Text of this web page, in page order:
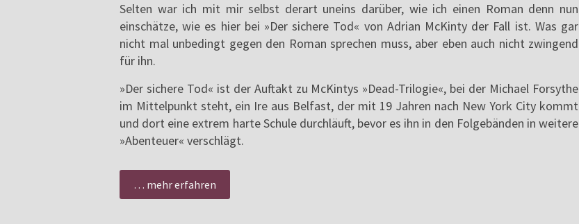
Selten war ich mit mir selbst derart uneins darüber, wie ich einen Roman denn nun
einschätze, wie es hier bei »Der sichere Tod« von Adrian McKinty der Fall ist. Was gar
nicht mal unbedingt gegen den Roman sprechen muss, aber eben auch nicht zwingend
für ihn.
»Der sichere Tod« ist der Auftakt zu McKintys »Dead-Trilogie«, bei der Michael Forsythe
im Mittelpunkt steht, ein Ire aus Belfast, der mit 19 Jahren nach New York City kommt
und dort eine extrem harte Schule durchläuft, bevor es ihn in den Folgebänden in weitere
»Abenteuer« verschlägt.
… mehr erfahren